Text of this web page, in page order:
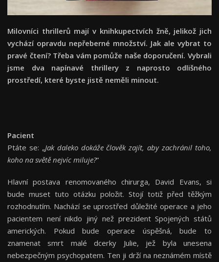
Milovníci thrillerů mají v knihkupectvích žně, jelikož jich
vychází opravdu nepřeberné množství. Jak ale vybrat to
pravé čtení? Třeba vám pomůže naše doporučení. Vybrali
jsme dva napínavé thrillery z naprosto odlišného
prostředí, které byste jistě neměli minout.
Pacient
Ptáte se: „Jak daleko dokáže člověk zajít, aby zachránil toho,
koho na světě nejvíc miluje?“
Hlavní postava renomovaného chirurga, David Evans, si
bude muset tuto otázku položit. Stojí totiž před těžkým
rozhodnutím. Nachází se uprostřed důležité operace a jeho
pacientem není nikdo jiný než prezident Spojených států
amerických. Pokud bude operace úspěšná, bude to
znamenat smrt malé dcerky Julie, jež byla unesena
nebezpečným psychopatem. Ten ji drží na neznámém místě